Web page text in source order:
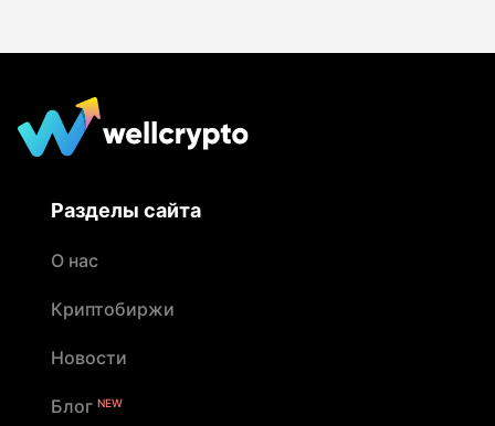
средств до приезда курьера
Разделы сайта
О нас
Криптобиржи
Новости
Блог NEW